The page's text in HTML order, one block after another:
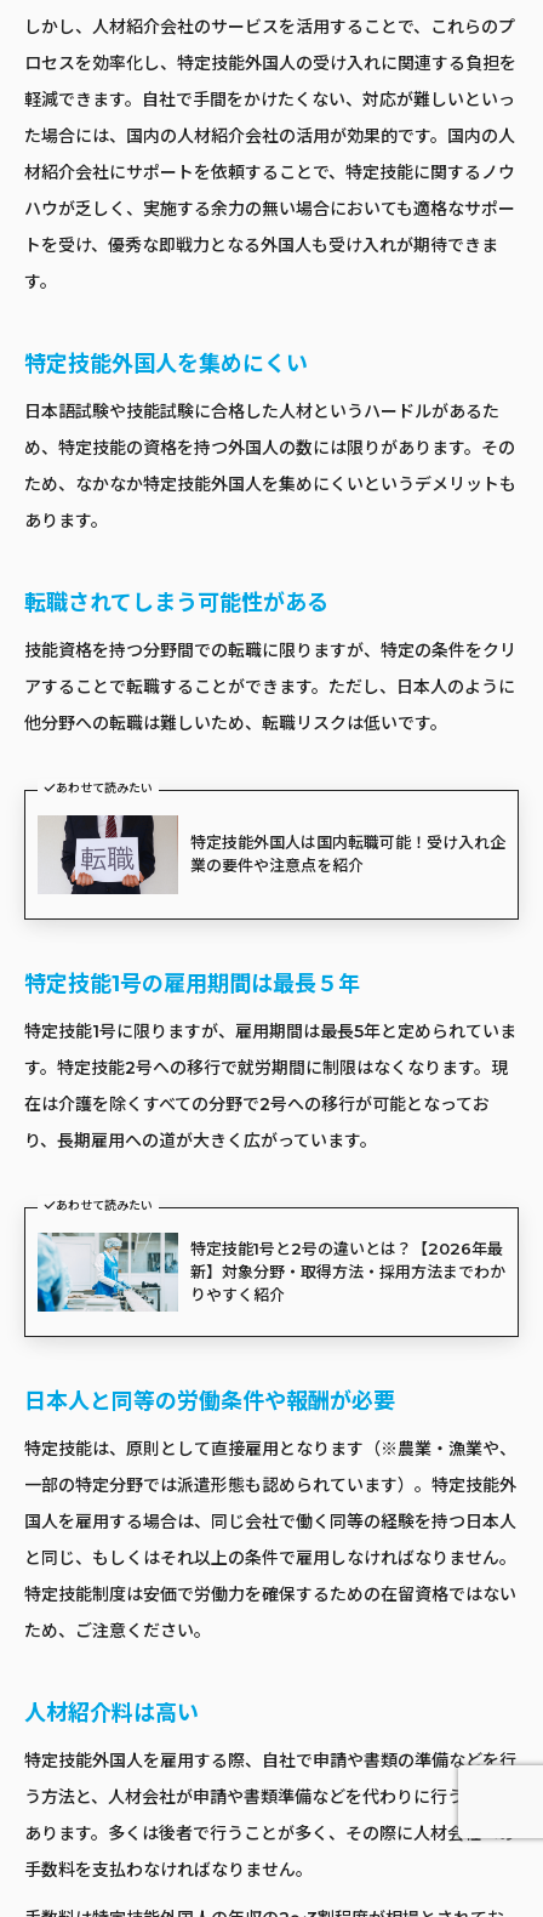
しかし、人材紹介会社のサービスを活用することで、これらのプ
ロセスを効率化し、特定技能外国人の受け入れに関連する負担を
軽減できます。自社で手間をかけたくない、対応が難しいといっ
た場合には、国内の人材紹介会社の活用が効果的です。国内の人
材紹介会社にサポートを依頼することで、特定技能に関するノウ
ハウが乏しく、実施する余力の無い場合においても適格なサポー
トを受け、優秀な即戦力となる外国人も受け入れが期待できま
す。
特定技能外国人を集めにくい
日本語試験や技能試験に合格した人材というハードルがあるた
め、特定技能の資格を持つ外国人の数には限りがあります。その
ため、なかなか特定技能外国人を集めにくいというデメリットも
あります。
転職されてしまう可能性がある
技能資格を持つ分野間での転職に限りますが、特定の条件をクリ
アすることで転職することができます。ただし、日本人のように
他分野への転職は難しいため、転職リスクは低いです。
あわせて読みたい
特定技能外国人は国内転職可能！受け入れ企
業の要件や注意点を紹介
特定技能1号の雇用期間は最長５年
特定技能1号に限りますが、雇用期間は最長5年と定められていま
す。特定技能2号への移行で就労期間に制限はなくなります。現
在は介護を除くすべての分野で2号への移行が可能となってお
り、長期雇用への道が大きく広がっています。
あわせて読みたい
特定技能1号と2号の違いとは？【2026年最
新】対象分野・取得方法・採用方法までわか
りやすく紹介
日本人と同等の労働条件や報酬が必要
特定技能は、原則として直接雇用となります（※農業・漁業や、
一部の特定分野では派遣形態も認められています）。特定技能外
国人を雇用する場合は、同じ会社で働く同等の経験を持つ日本人
と同じ、もしくはそれ以上の条件で雇用しなければなりません。
特定技能制度は安価で労働力を確保するための在留資格ではない
ため、ご注意ください。
人材紹介料は高い
特定技能外国人を雇用する際、自社で申請や書類の準備などを行
う方法と、人材会社が申請や書類準備などを代わりに行う場合が
あります。多くは後者で行うことが多く、その際に人材会社への
手数料を支払わなければなりません。